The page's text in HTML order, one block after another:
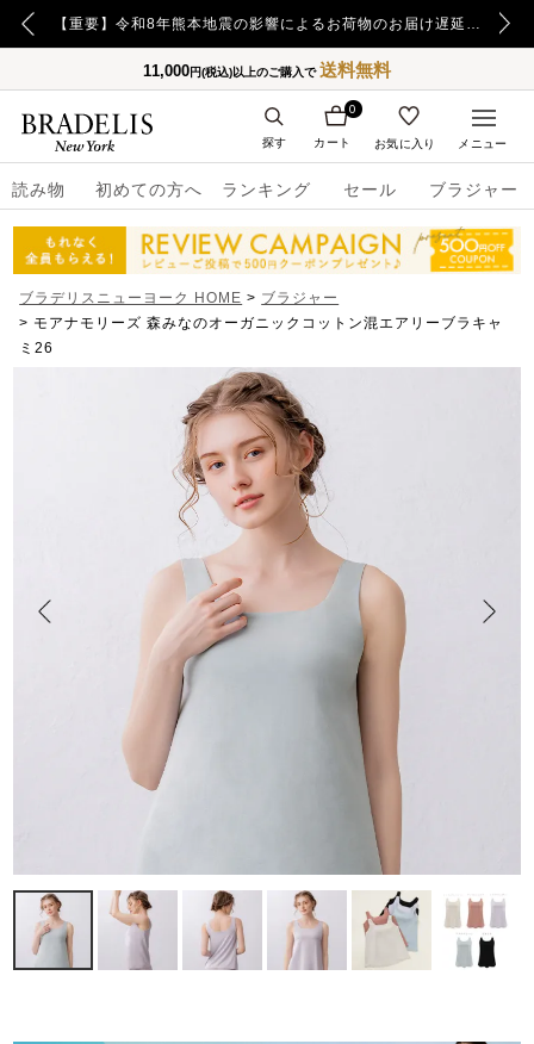
【重要】令和8年熊本地震の影響によるお荷物のお届け遅延について
11,000円(税込)以上のご購入で送料無料
読み物 初めての方へ ランキング セール ブラジャー
カート
0
お気に入り
探す メニュー
ブラデリスニューヨーク HOME
ブラジャー
モアナモリーズ 森みなのオーガニックコットン混エアリーブラキャ
ミ26